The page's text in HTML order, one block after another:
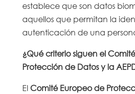
establece que son datos
aquellos que permitan la
autenticación de una
¿Qué criterio siguen el
Protección de Datos y la
El Comité Europeo de